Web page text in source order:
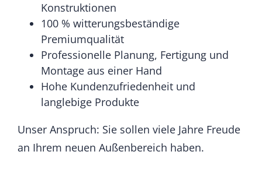
Konstruktionen
100 % witterungsbeständige
Premiumqualität
Professionelle Planung, Fertigung und
Montage aus einer Hand
Hohe Kundenzufriedenheit und
langlebige Produkte
Unser Anspruch: Sie sollen viele Jahre Freude
an Ihrem neuen Außenbereich haben.